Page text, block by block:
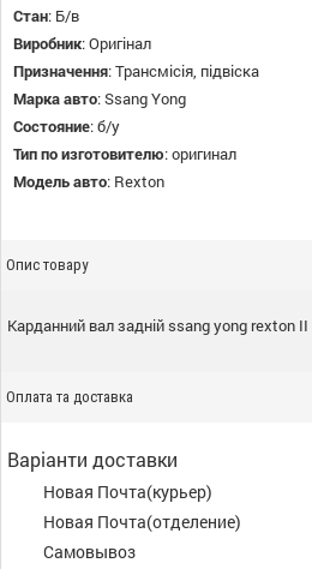
Стан: Б/в
Виробник:Оригінал
Призначення:Трансмісія, підвіска
Марка авто:Ssang Yong
Состояние:б/у
Тип по изготовителю:оригинал
Модель авто: Rexton
Опис товару
Карданний вал задній ssang yong rexton II
Оплата та доставка
Варіанти доставки
Новая Почта(курьер)
Новая Почта(отделение)
Самовывоз